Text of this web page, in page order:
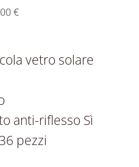
€
vetro solare
anti-riflesso Sì
pezzi